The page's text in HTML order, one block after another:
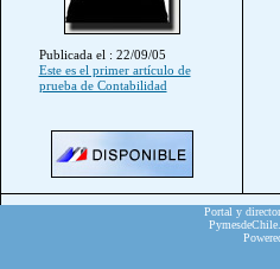
Publicada el : 22/09/05
Este es el primer artículo de
prueba de Contabilidad
Portal y